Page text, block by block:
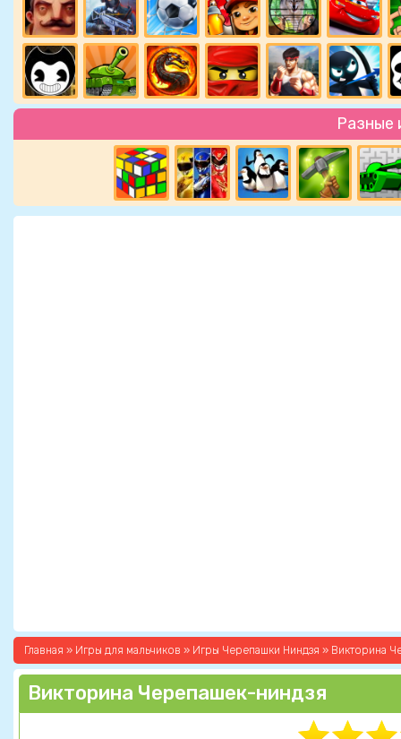
Разные
Главная » Игры для мальчиков » Игры Черепашки Ниндзя » Викторина
Викторина Черепашек-ниндзя